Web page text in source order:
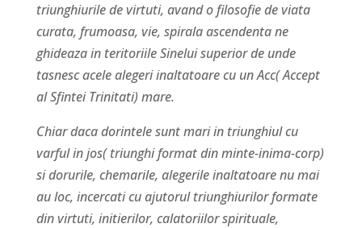
triunghiurile de virtuti, avand o filosofie de viata
curata, frumoasa, vie, spirala ascendenta ne
ghideaza in teritoriile Sinelui superior de unde
tasnesc acele alegeri inaltatoare cu un Acc( Accept
al Sfintei Trinitati) mare.
Chiar daca dorintele sunt mari in triunghiul cu
varful in jos( triunghi format din minte-inima-corp)
si dorurile, chemarile, alegerile inaltatoare nu mai
au loc, incercati cu ajutorul triunghiurilor formate
din virtuti, initierilor, calatoriilor spirituale,